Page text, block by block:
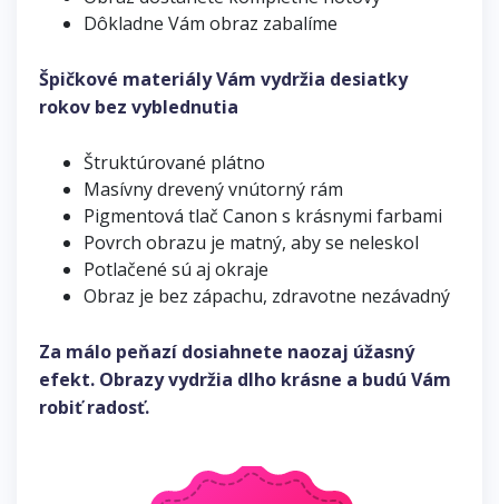
Dôkladne Vám obraz zabalíme
Špičkové materiály Vám vydržia desiatky
rokov bez vyblednutia
Štruktúrované plátno
Masívny drevený vnútorný rám
Pigmentová tlač Canon s krásnymi farbami
Povrch obrazu je matný, aby se neleskol
Potlačené sú aj okraje
Obraz je bez zápachu, zdravotne nezávadný
Za málo peňazí dosiahnete naozaj úžasný
efekt. Obrazy vydržia dlho krásne a budú Vám
robiť radosť.